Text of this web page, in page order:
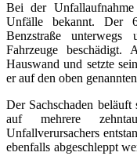
Bei der
Unfälle bekannt. Der
Benzstraße
Fahrzeuge
Hauswand und setzte
er auf den oben
Der Sachschaden
auf mehrere
Unfallverursachers
ebenfalls abgeschleppt